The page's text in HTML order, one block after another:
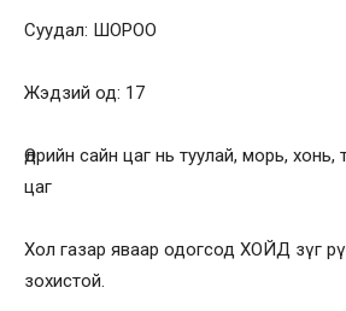
Суудал: ШОРОО
Жэдзий од: 17
Өдрийн сайн цаг нь туулай, морь, хонь,
цаг
Хол газар яваар одогсод ХОЙД зүг
зохистой.